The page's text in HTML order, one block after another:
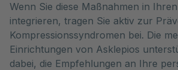
Wenn Sie diese Maßnahmen in
integrieren, tragen Sie aktiv zur
Kompressionssyndromen bei. Die
Einrichtungen von Asklepios
dabei, die Empfehlungen an Ihre